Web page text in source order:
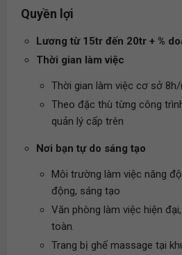
Quyền lợi
Lương từ 15tr đến 20tr + %
Thời gian làm việc
Thời gian làm việc cơ sở
Theo đặc thù từng công
quản lý cấp trên
Nơi bạn tự do sáng tạo
Môi trường làm việc năng
động, sáng tạo
Văn phòng làm việc hiện
toàn.
Trang bị ghế massage tại